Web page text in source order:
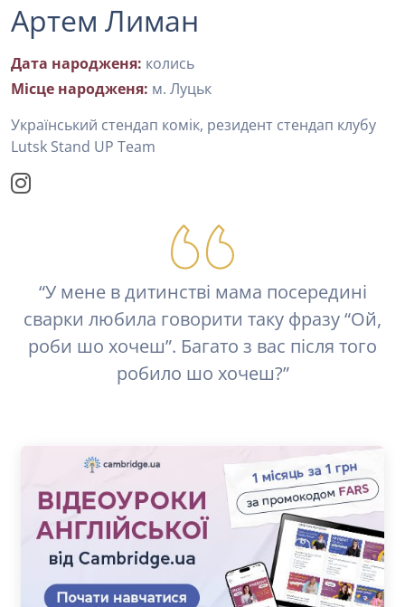
Артем Лиман
Дата народженя: колись
Місце народженя: м. Луцьк
Український стендап комік, резидент стендап клубу
Lutsk Stand UP Team
“У мене в дитинстві мама посередині
сварки любила говорити таку фразу “Ой,
роби шо хочеш”. Багато з вас після того
робило шо хочеш?”